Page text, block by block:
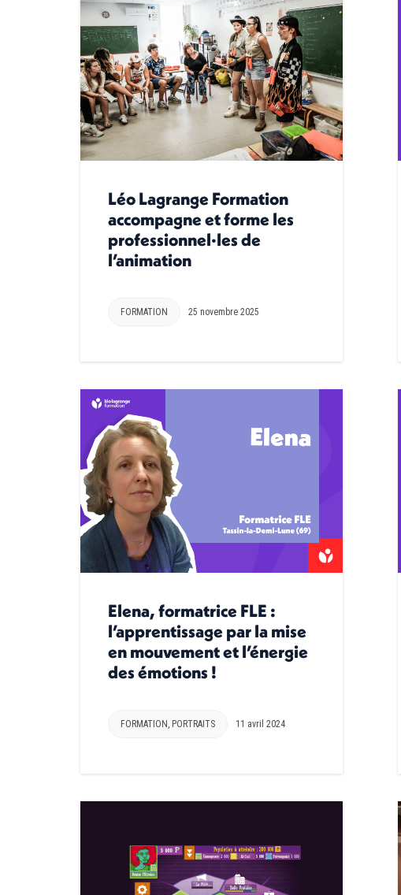
Léo Lagrange Formation
accompagne et forme les
professionnel·les de
l’animation
FORMATION 25 novembre 2025
Elena, formatrice FLE :
l’apprentissage par la mise
en mouvement et l’énergie
des émotions !
FORMATION , PORTRAITS 11 avril 2024